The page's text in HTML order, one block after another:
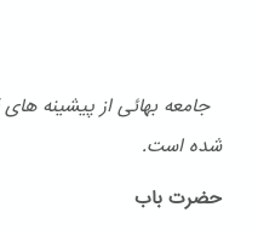
جامعه بهائی از پیشینه
شده است.
حضرت باب